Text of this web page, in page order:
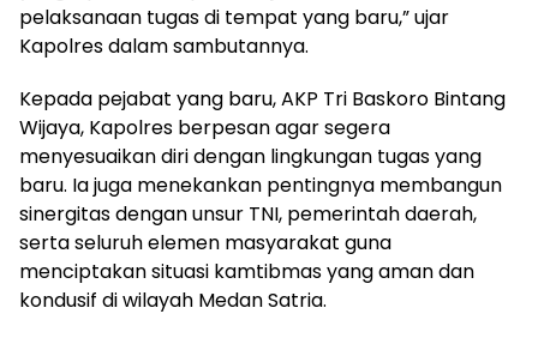
pelaksanaan tugas di tempat yang baru,” ujar
Kapolres dalam sambutannya.
Kepada pejabat yang baru, AKP Tri Baskoro Bintang
Wijaya, Kapolres berpesan agar segera
menyesuaikan diri dengan lingkungan tugas yang
baru. Ia juga menekankan pentingnya membangun
sinergitas dengan unsur TNI, pemerintah daerah,
serta seluruh elemen masyarakat guna
menciptakan situasi kamtibmas yang aman dan
kondusif di wilayah Medan Satria.